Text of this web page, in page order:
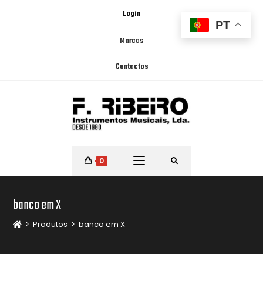
Login
Marcas
Contactos
0
banco em X
> Produtos > banco em X
PT